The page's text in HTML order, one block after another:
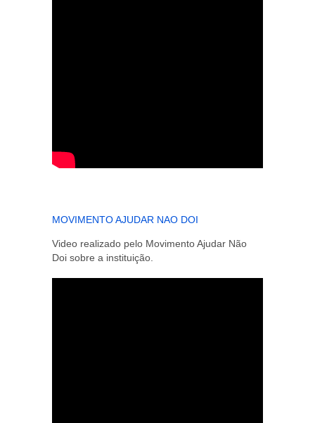
MOVIMENTO AJUDAR NAO DOI
Video realizado pelo Movimento Ajudar Não
Doi sobre a instituição.